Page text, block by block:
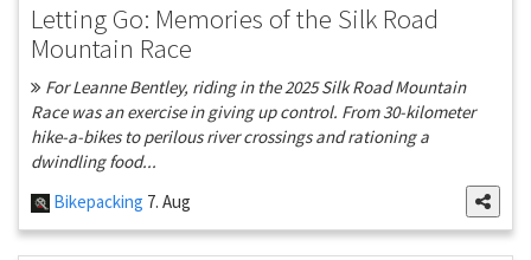
Letting Go: Memories of the Silk Road
Mountain Race
For Leanne Bentley, riding in the 2025 Silk Road Mountain
Race was an exercise in giving up control. From 30-kilometer
hike-a-bikes to perilous river crossings and rationing a
dwindling food...
Bikepacking 7. Aug